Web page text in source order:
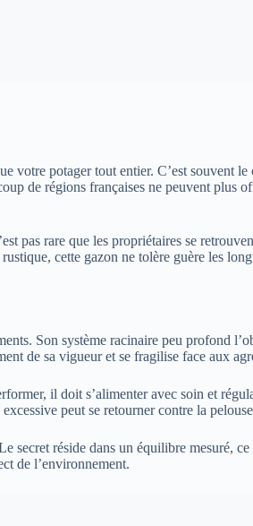
votre potager tout entier. C’est souvent
de régions françaises ne peuvent plus
pas rare que les propriétaires se
cette gazon ne tolère guère les
Son système racinaire peu profond
de sa vigueur et se fragilise face aux
il doit s’alimenter avec soin et
peut se retourner contre la
secret réside dans un équilibre mesuré,
de l’environnement.